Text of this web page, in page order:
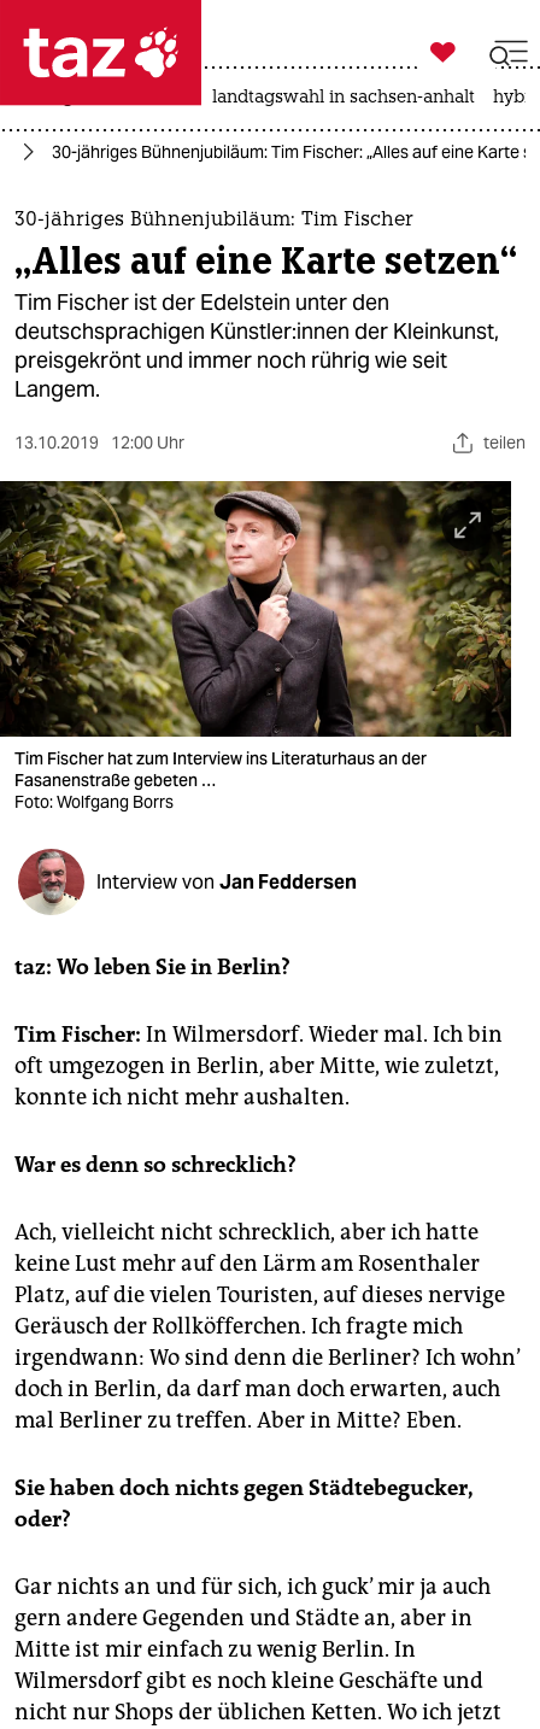
 taz zahl ich
taz zahl ich
themen
politik
öko
gesellschaft
kultur
sport
berlin
nord
wahrheit
verlag
verlag
veranstaltungen
shop
fragen & hilfe
genossenschaft
epaper login

taz zahl ich
landtagswahl in sachsen-anhalt
30-jähriges Bühnenjubiläum: Tim Fischer: „Alles auf eine Karte
30-jähriges Bühnenjubiläum: Tim Fischer
„Alles auf eine Karte setzen“
Tim Fischer ist der Edelstein unter den
deutschsprachigen Künstler:innen der Kleinkunst,
preisgekrönt und immer noch rührig wie seit
Langem.
13.10.2019 12:00 Uhr teilen
Tim Fischer hat zum Interview ins Literaturhaus an der
Fasanenstraße gebeten …
Foto: Wolfgang Borrs
Interview von Jan Feddersen
taz: Wo leben Sie in Berlin?
Tim Fischer: In Wilmersdorf. Wieder mal. Ich bin
oft umgezogen in Berlin, aber Mitte, wie zuletzt,
konnte ich nicht mehr aushalten.
War es denn so schrecklich?
Ach, vielleicht nicht schrecklich, aber ich hatte
keine Lust mehr auf den Lärm am Rosenthaler
Platz, auf die vielen Touristen, auf dieses nervige
Geräusch der Rollköfferchen. Ich fragte mich
irgendwann: Wo sind denn die Berliner? Ich wohn’
doch in Berlin, da darf man doch erwarten, auch
mal Berliner zu treffen. Aber in Mitte? Eben.
Sie haben doch nichts gegen Städtebegucker,
oder?
Gar nichts an und für sich, ich guck’ mir ja auch
gern andere Gegenden und Städte an, aber in
Mitte ist mir einfach zu wenig Berlin. In
Wilmersdorf gibt es noch kleine Geschäfte und
nicht nur Shops der üblichen Ketten. Wo ich jetzt